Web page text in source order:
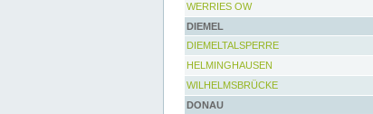
WERRIES OW
DIEMEL
DIEMELTALSPERRE
HELMINGHAUSEN
WILHELMSBRÜCKE
DONAU